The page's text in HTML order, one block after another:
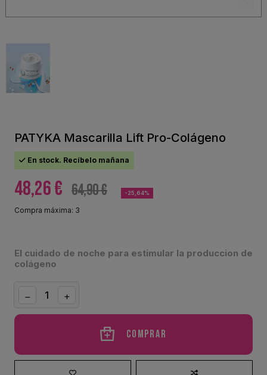
PATYKA Mascarilla Lift Pro-Colágeno
En stock. Recíbelo mañana
48,26 € 64,90 € -25,64%
Compra máxima: 3
El cuidado de noche para estimular la produccion de
colágeno
Comprar